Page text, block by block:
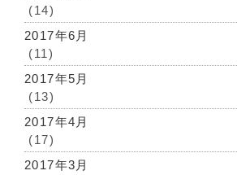
(14)
2017年6月
(11)
2017年5月
(13)
2017年4月
(17)
2017年3月